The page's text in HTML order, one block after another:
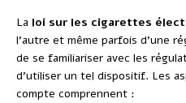
La loi sur les cigarettes
l’autre et même parfois d’une
de se familiariser avec les
d’utiliser un tel dispositif. Les
compte comprennent :